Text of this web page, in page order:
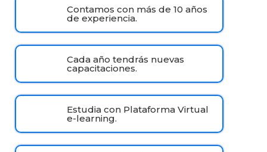
Contamos con más de 10 años
de experiencia.
Cada año tendrás nuevas
capacitaciones.
Estudia con Plataforma Virtual
e-learning.